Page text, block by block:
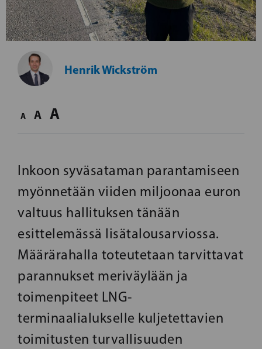
Henrik Wickström
A A A
Inkoon syväsataman parantamiseen
myönnetään viiden miljoonaa euron
valtuus hallituksen tänään
esittelemässä lisätalousarviossa.
Määrärahalla toteutetaan tarvittavat
parannukset meriväylään ja
toimenpiteet LNG-
terminaalialukselle kuljetettavien
toimitusten turvallisuuden